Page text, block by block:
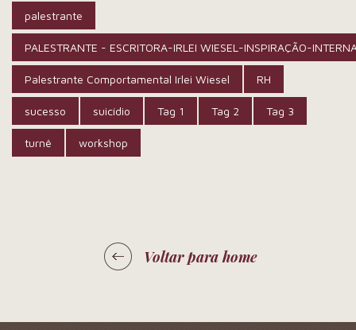
palestrante
PALESTRANTE - ESCRITORA-IRLEI WIESEL-INSPIRAÇÃO-
Palestrante Comportamental Irlei Wiesel RH
sucesso suicídio Tag 1 Tag 2 Tag 3
turnê workshop
Voltar para home